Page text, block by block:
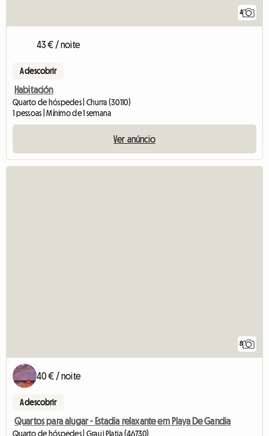
4
43 € / noite
A descobrir
Habitación
Quarto de hóspedes | Churra (30110)
1 pessoas | Mínimo de 1 semana
Ver anúncio
8
40 € / noite
A descobrir
Quartos para alugar - Estadia relaxante em Playa De Gandia
Quarto de hóspedes | Grau i Platja (46730)